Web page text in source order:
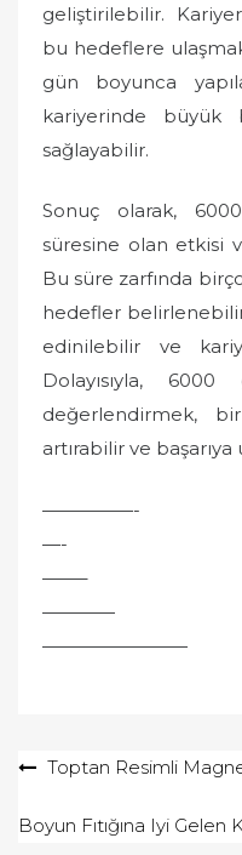
geliştirilebilir.
bu hedeflere
gün boyunca
kariyerinde büyük
sağlayabilir.
Sonuç olarak,
süresine olan etkisi
Bu süre zarfında
hedefler belirlenebilir,
edinilebilir ve
Dolayısıyla,
değerlendirmek,
artırabilir ve başarıya
—————-
—-
——–
————
————————
YazıToptan Resimli
Boyun Fıtığına Iyi Gelen